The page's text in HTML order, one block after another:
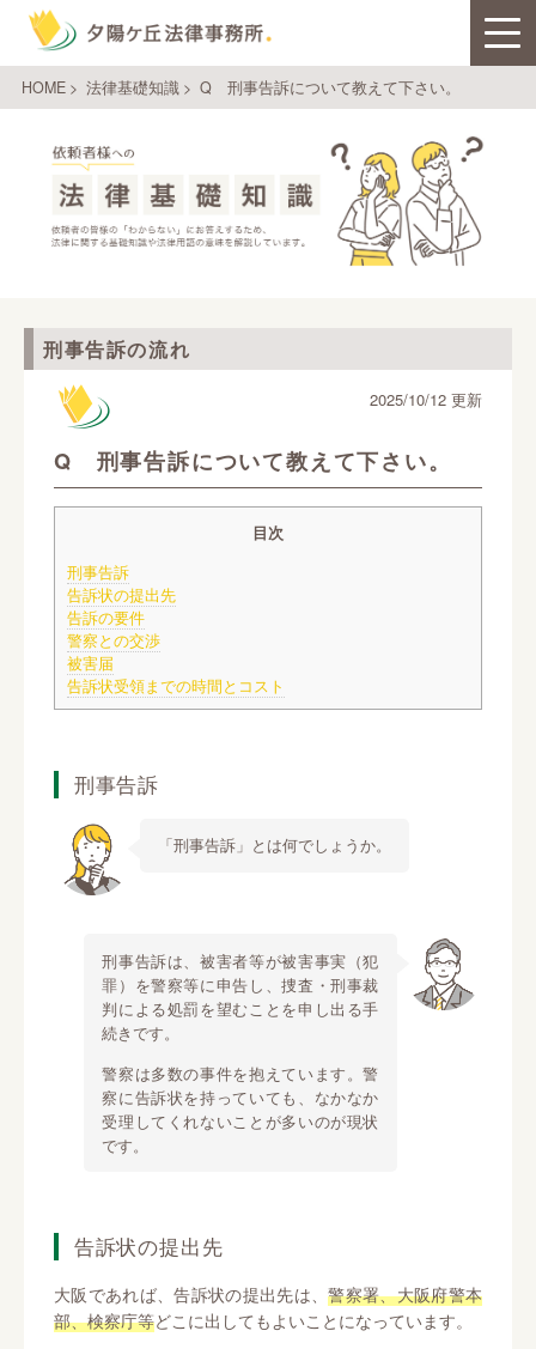
HOME> 法律基礎知識> Q 刑事告訴について教えて下さい。
刑事告訴の流れ
Q 刑事告訴について教えて下さい。
2025/10/12 更新
目次
刑事告訴
告訴状の提出先
告訴の要件
警察との交渉
被害届
告訴状受領までの時間とコスト
刑事告訴
「刑事告訴」とは何でしょうか。
刑事告訴は、被害者等が被害事実（犯
罪）を警察等に申告し、捜査・刑事裁
判による処罰を望むことを申し出る手
続きです。
警察は多数の事件を抱えています。警
察に告訴状を持っていても、なかなか
受理してくれないことが多いのが現状
です。
告訴状の提出先
大阪であれば、告訴状の提出先は、警察署、大阪府警本
部、検察庁等どこに出してもよいことになっています。